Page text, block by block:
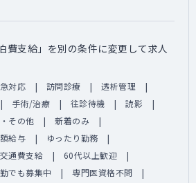
費支給」を別の条件に変更して求人
対応 訪問診療
透析管理
手術/治療 往診待機
読影
その他
新着のみ
給与
ゆったり勤務
通費支給
60代以上歓迎
でも募集中
専門医資格不問